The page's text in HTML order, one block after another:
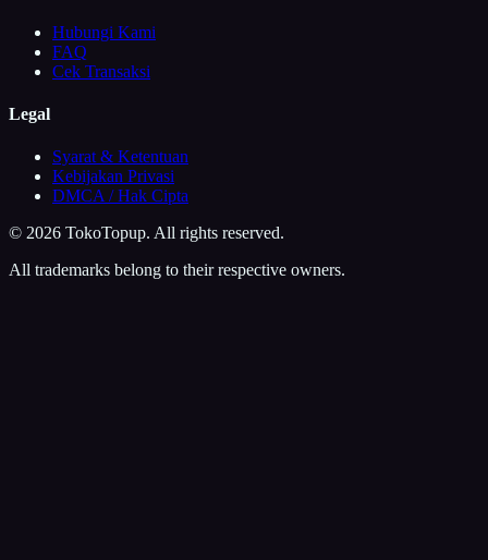
Hubungi Kami
FAQ
Cek Transaksi
Legal
Syarat & Ketentuan
Kebijakan Privasi
DMCA / Hak Cipta
© 2026 TokoTopup. All rights reserved.
All trademarks belong to their respective owners.